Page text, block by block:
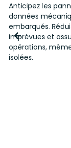
Anticipez les
données
embarqués.
imprévues et
opérations,
isolées.